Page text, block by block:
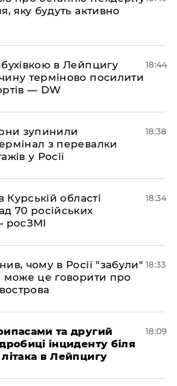
яку будуть активно
в Лейпцигу
терміново посилити
— DW
18:44
зупинили
з перевалки
у Росії
18:38
Курській області
70 російських
росЗМІ
18:34
чому в Росії "забули"
може це говорити про
18:33
та другий
інциденту біля
в Лейпцигу
18:09